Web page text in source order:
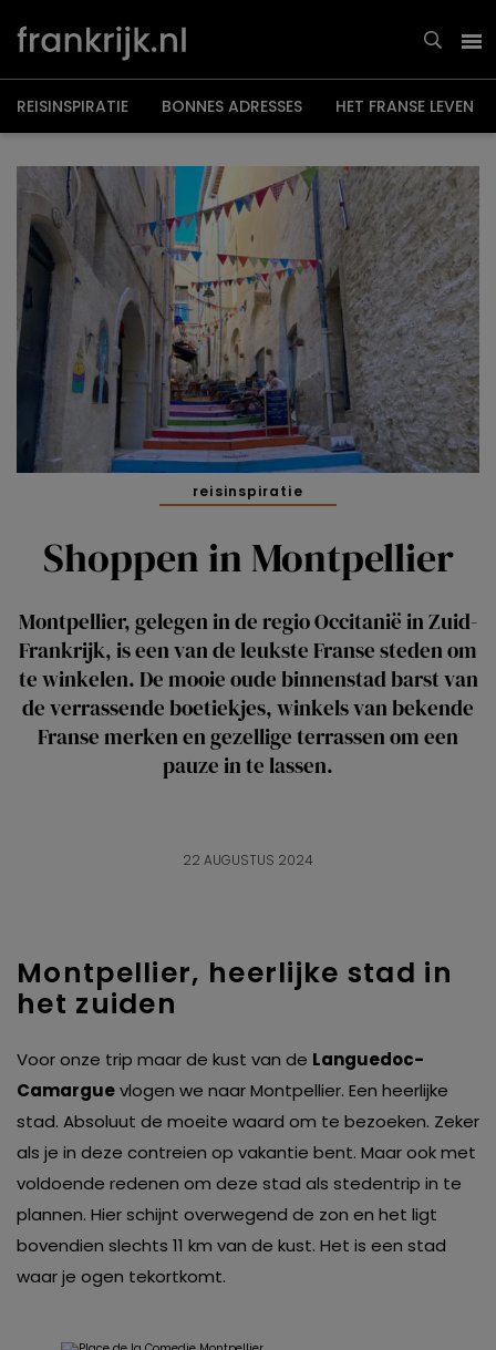
naar
inhoud
REISINSPIRATIE BONNES ADRESSES HET FRANSE LEVEN
reisinspiratie
Shoppen in Montpellier
Montpellier, gelegen in de regio Occitanië in Zuid-
Frankrijk, is een van de leukste Franse steden om
te winkelen. De mooie oude binnenstad barst van
de verrassende boetiekjes, winkels van bekende
Franse merken en gezellige terrassen om een
pauze in te lassen.
22 AUGUSTUS 2024
Montpellier, heerlijke stad in
het zuiden
Voor onze trip maar de kust van de Languedoc-
Camarguevlogen we naar Montpellier. Een heerlijke
stad. Absoluut de moeite waard om te bezoeken. Zeker
als je in deze contreien op vakantie bent. Maar ook met
voldoende redenen om deze stad als stedentrip in te
plannen. Hier schijnt overwegend de zon en het ligt
bovendien slechts 11 km van de kust. Het is een stad
waar je ogen tekortkomt.